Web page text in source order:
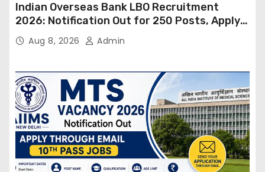
Indian Overseas Bank LBO Recruitment
2026: Notification Out for 250 Posts, Apply
OnlineAug 8, 2026 Admin